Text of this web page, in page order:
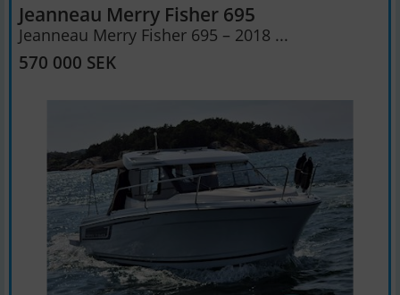
Jeanneau Merry Fisher 695
Jeanneau Merry Fisher 695 – 2018 ...
570 000 SEK